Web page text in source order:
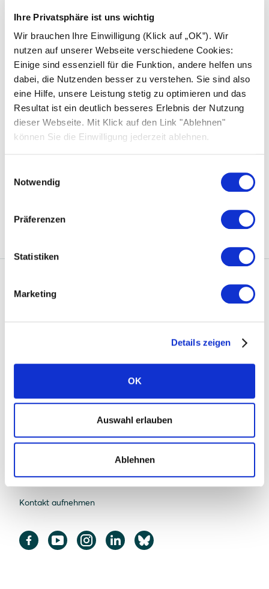
Ihre Privatsphäre ist uns wichtig
Wir brauchen Ihre Einwilligung (Klick auf „OK”). Wir
nutzen auf unserer Webseite verschiedene Cookies:
Einige sind essenziell für die Funktion, andere helfen uns
dabei, die Nutzenden besser zu verstehen. Sie sind also
eine Hilfe, unsere Leistung stetig zu optimieren und das
Resultat ist ein deutlich besseres Erlebnis der Nutzung
dieser Webseite. Mit Klick auf den Link "Ablehnen"
können Sie die Einwilligung jederzeit ablehnen.
Notwendig
Präferenzen
Statistiken
Marketing
Details zeigen
OK
Auswahl erlauben
Ablehnen
EU-Schiedsgerichtsstelle
zur Online-Streitbeilegung (OS) bereit, die Sie unter
http://ec.europa.eu/consumers/odr/ abrufen können.
Zertifizierungen und Management-
Systeme
Qualitätsmanagement: ISO 9001:2015
Arbeitsschutzmanagement: ISO 45001:2018
Solarwatt
Über uns
Nachhaltigkeit
News
FAQ Solarwatt
Kontakt aufnehmen